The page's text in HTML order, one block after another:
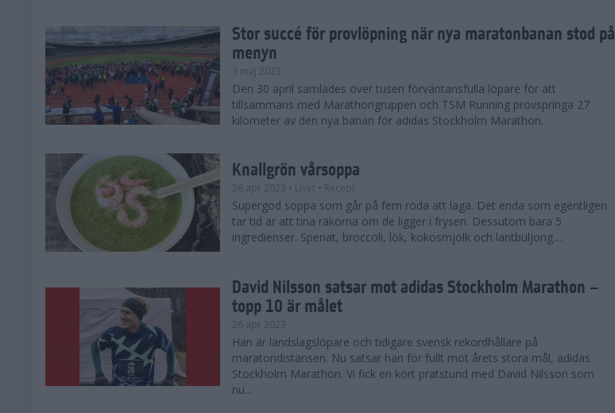
Stor succé för provlöpning när nya maratonbanan stod på
menyn
3 maj 2023
Den 30 april samlades över tusen förväntansfulla löpare för att
tillsammans med Marathongruppen och TSM Running provspringa 27
kilometer av den nya banan för adidas Stockholm Marathon.
Knallgrön vårsoppa
26 apr 2023 • Livet • Recept
Supergod soppa som går på fem röda att laga. Det enda som egentligen
tar tid är att tina räkorna om de ligger i frysen. Dessutom bara 5
ingredienser. Spenat, broccoli, lök, kokosmjölk och lantbuljong....
David Nilsson satsar mot adidas Stockholm Marathon –
topp 10 är målet
26 apr 2023
Han är landslagslöpare och tidigare svensk rekordhållare på
maratondistansen. Nu satsar han för fullt mot årets stora mål, adidas
Stockholm Marathon. Vi fick en kort pratstund med David Nilsson som
nu...